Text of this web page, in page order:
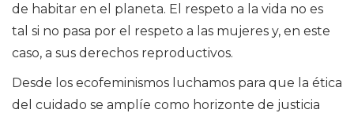
de habitar en el planeta. El respeto a la vida no es
tal si no pasa por el respeto a las mujeres y, en este
caso, a sus derechos reproductivos.
Desde los ecofeminismos luchamos para que la ética
del cuidado se amplíe como horizonte de justicia